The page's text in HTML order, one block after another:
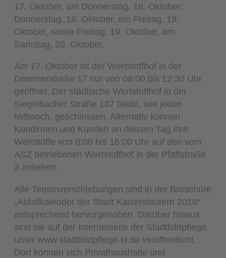
17. Oktober, am Donnerstag, 18. Oktober;
Donnerstag, 18. Oktober, am Freitag, 19.
Oktober, sowie Freitag, 19. Oktober, am
Samstag, 20. Oktober.
Am 17. Oktober ist der Wertstoffhof in der
Daennerstraße 17 nur von 08:00 bis 12:30 Uhr
geöffnet. Der städtische Wertstoffhof in der
Siegelbacher Straße 187 bleibt, wie jeden
Mittwoch, geschlossen. Alternativ können
Kundinnen und Kunden an diesem Tag ihre
Wertstoffe von 8:00 bis 16:00 Uhr auf den vom
ASZ betriebenen Wertstoffhof in der Pfaffstraße
3 anliefern.
Alle Terminverschiebungen sind in der Broschüre
„Abfallkalender der Stadt Kaiserslautern 2018“
entsprechend hervorgehoben. Darüber hinaus
sind sie auf der Internetseite der Stadtbildpflege
unter www.stadtbildpflege-kl.de veröffentlicht.
Dort können sich Privathaushalte und